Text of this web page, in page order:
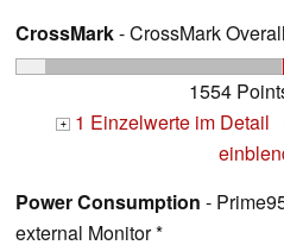
CrossMark- CrossMark Overall
1554
+ 1 Einzelwerte im Detail
Power Consumption -
external Monitor *